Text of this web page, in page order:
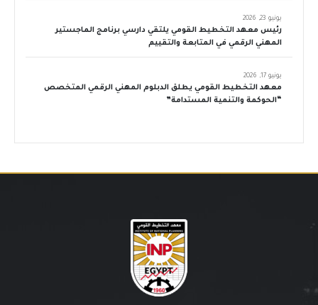
رئيس معهد التخطيط القومي يلتقي دارسي برنامج الماجستير
المهني الرقمي في المتابعة والتقييم
يونيو 23, 2026
معهد التخطيط القومي يطلق الدبلوم المهني الرقمي المتخصص
“الحوكمة والتنمية المستدامة”
يونيو 17, 2026